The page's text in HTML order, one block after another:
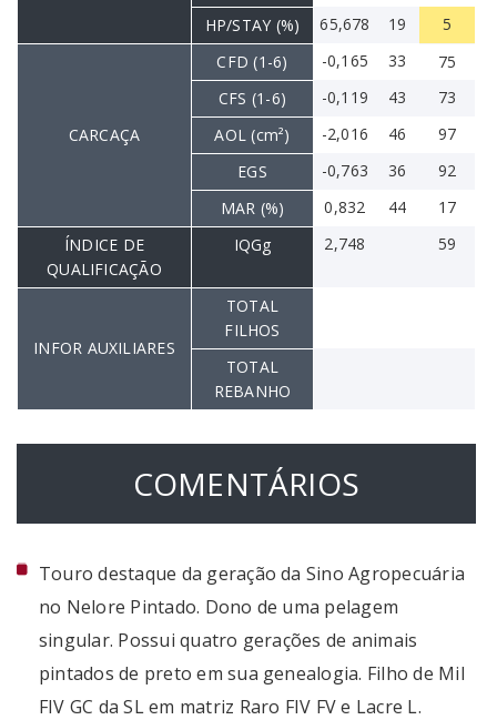
HP/STAY (%)
65,678 19 5
CARCAÇA
CFD (1-6) -0,165 33
75
CFS (1-6)
-0,119 43
73
AOL (cm²)
-2,016 46
97
EGS
-0,763 36
92
MAR (%)
0,832 44
17
ÍNDICE DE
QUALIFICAÇÃO
IQGg 2,748 59
INFOR AUXILIARES
TOTAL
FILHOS
TOTAL
REBANHO
COMENTÁRIOS
Touro destaque da geração da Sino Agropecuária
no Nelore Pintado. Dono de uma pelagem
singular. Possui quatro gerações de animais
pintados de preto em sua genealogia. Filho de Mil
FIV GC da SL em matriz Raro FIV FV e Lacre L.